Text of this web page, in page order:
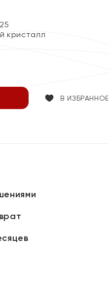
кристалл
В ИЗБРАННОЕ